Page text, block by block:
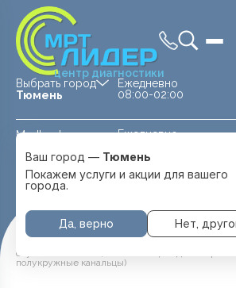
центр диагностики
Выбрать город
Тюмень
Medland —
Тюмень
Ежедневно
08:00-02:00
Ежедневно
Перейти
Ваш город — Тюмень
Покажем услуги и акции для вашего
города.
Да, верно Нет,
Главная Услуги и цены
КТ височной кости (пирамиды височных костей,
слуховые косточки,ячейки сосцевидных
полукружные канальцы)